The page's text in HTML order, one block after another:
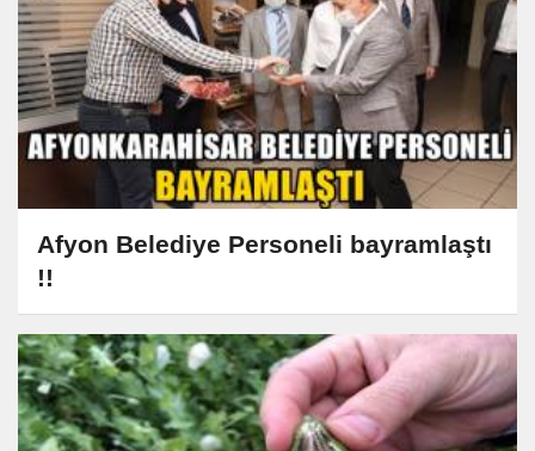
Afyon Belediye Personeli bayramlaştı
!!